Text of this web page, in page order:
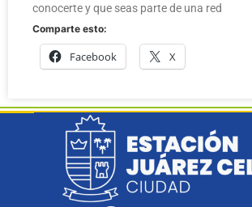
conocerte y que seas parte de una red
Comparte esto:
Facebook X